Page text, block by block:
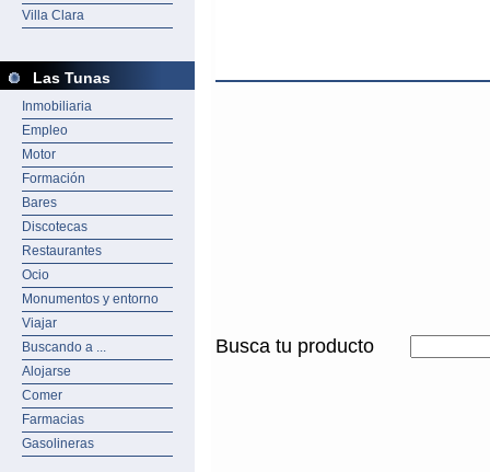
Villa Clara
Las Tunas
Inmobiliaria
Empleo
Motor
Formación
Bares
Discotecas
Restaurantes
Ocio
Monumentos y entorno
Viajar
Buscando a ...
Alojarse
Comer
Farmacias
Gasolineras
Busca tu producto